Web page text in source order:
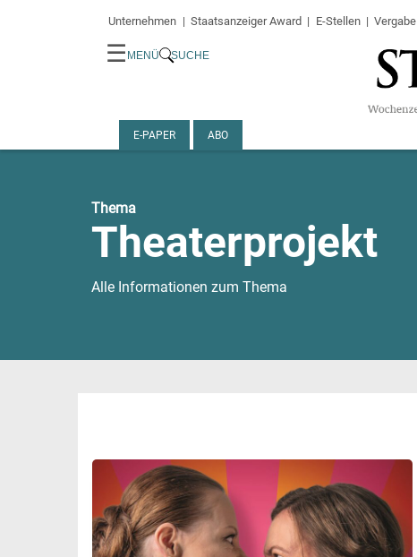
Unternehmen Staatsanzeiger Award E-Stellen Vergabe
☰ MENÜ SUCHE
E-PAPER ABO
Thema
Theaterprojekt
Alle Informationen zum Thema